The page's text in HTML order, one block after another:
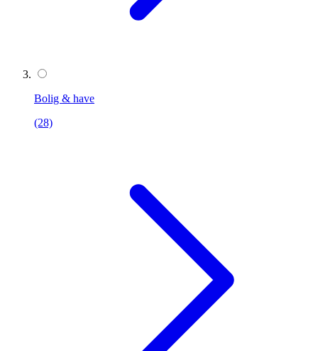
Bolig & have
(28)